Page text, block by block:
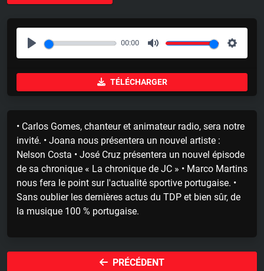
P
l
00:00
M
u
t
S
e
g
s
TÉLÉCHARGER
• Carlos Gomes, chanteur et animateur radio, sera notre
invité. • Joana nous présentera un nouvel artiste :
Nelson Costa • José Cruz présentera un nouvel épisode
de sa chronique « La chronique de JC » • Marco Martins
nous fera le point sur l'actualité sportive portugaise. •
Sans oublier les dernières actus du TDP et bien sûr, de
la musique 100 % portugaise.
PRÉCÉDENT